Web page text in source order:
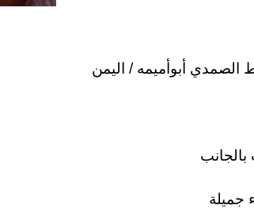
الصمدي أبوأميمه / اليمن
جميلة